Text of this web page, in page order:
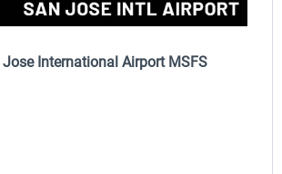
Jose International Airport MSFS